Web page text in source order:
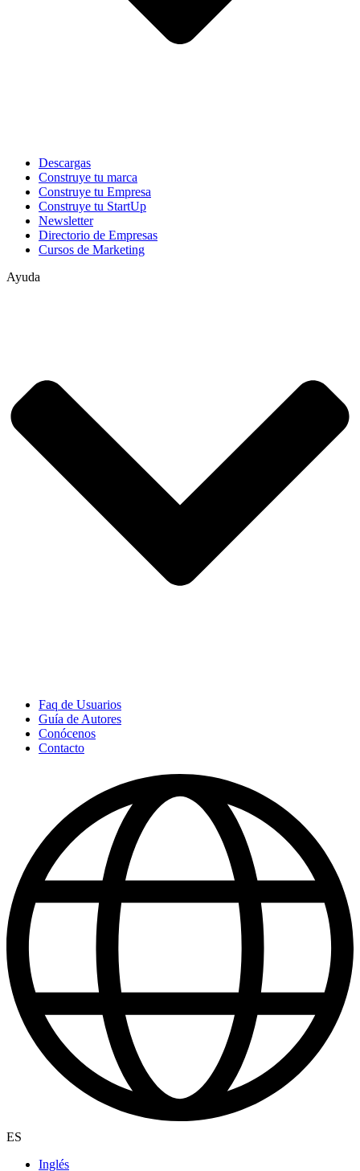
Descargas
Construye tu marca
Construye tu Empresa
Construye tu StartUp
Newsletter
Directorio de Empresas
Cursos de Marketing
Ayuda
Faq de Usuarios
Guía de Autores
Conócenos
Contacto
ES
Inglés